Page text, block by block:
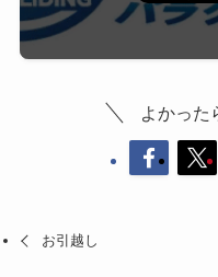
よかった
お引越し